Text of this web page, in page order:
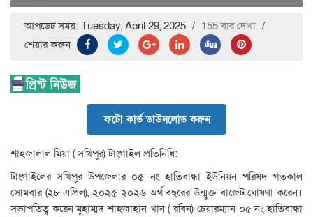
আপডেট সময়: Tuesday, April 29, 2025 / 155 বার দেখা /
শেয়ার করুন
ফটো কার্ড ডাউনলোড করুন
শাহজালাল মিয়া ( সখিপুর) টাংগাইল প্রতিনিধি:
টাংগাইলের সখিপুর উপজেলার ০৫ নং হাতিবান্ধা ইউনিয়ন পরিষদ গতকাল
সোমবার (২৮ এপ্রিল), ২০২৫-২০২৬ অর্থ বছরের উন্মুক্ত বাজেট ঘোষণা করেন।
সভাপতিত্ব করেন মুহাম্মদ শাহজাহান খান ( রবিন) চেয়ারম্যান ০৫ নং হাতিবান্ধা